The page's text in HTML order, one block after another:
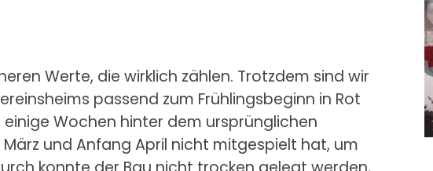
Werte, die wirklich zählen. Trotzdem sind wir
passend zum Frühlingsbeginn in Rot
Wochen hinter dem ursprünglichen
und Anfang April nicht mitgespielt hat, um